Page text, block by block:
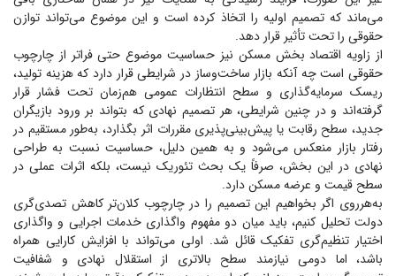
می‌ماند که تصمیم اولیه را اتخاذ کرده است و این موضوع می‌تواند توازن
حقوقی را تحت تأثیر قرار دهد.
از زاویه اقتصاد بخش مسکن نیز حساسیت موضوع حتی فراتر از چارچوب
حقوقی است چه آنکه بازار ساخت‌وساز در شرایطی قرار دارد که هزینه تولید،
ریسک سرمایه‌گذاری و سطح انتظارات عمومی هم‌زمان تحت فشار قرار
گرفته‌اند و در چنین شرایطی، هر تصمیم نهادی که بتواند بر ورود بازیگران
جدید، سطح رقابت یا پیش‌بینی‌پذیری مقررات اثر بگذارد، به‌طور مستقیم در
رفتار بازار منعکس می‌شود و به همین دلیل، حساسیت نسبت به طراحی
نهادی در این بخش، صرفاً یک بحث تئوریک نیست، بلکه اثرات عملی در
سطح قیمت و عرضه مسکن دارد.
به‌هرروی اگر بخواهیم این تصمیم را در چارچوب کلان‌تر کاهش تصدی‌گری
دولت تحلیل کنیم، باید میان دو مفهوم واگذاری خدمات اجرایی و واگذاری
اختیار تنظیم‌گری تفکیک قائل شد. اولی می‌تواند با افزایش کارایی همراه
باشد، اما دومی نیازمند سطح بالاتری از استقلال نهادی و شفافیت